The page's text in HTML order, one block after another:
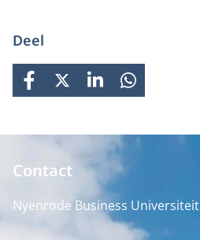
Deel
FACEBOOK
X LINKEDINWHATSAPP
Contact
Nyenrode Business Universiteit